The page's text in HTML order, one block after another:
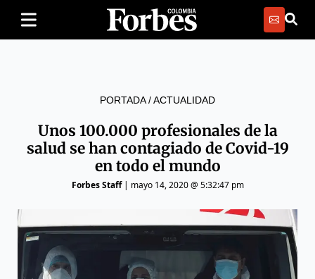
PORTADA/ACTUALIDAD
Unos 100.000 profesionales de la
salud se han contagiado de Covid-19
en todo el mundo
Forbes Staff| mayo 14, 2020 @ 5:32:47 pm